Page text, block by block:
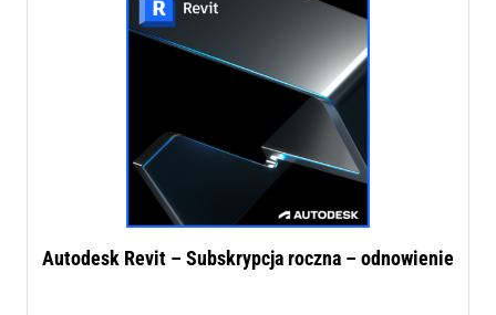
Autodesk Revit – Subskrypcja roczna – odnowienie